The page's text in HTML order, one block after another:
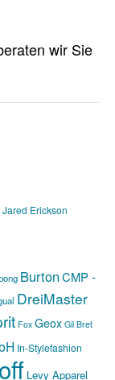
Jared Erickson
BurtonCMP -
DreiMaster
Fox Geox Gil Bret
In-Stylefashion
Levy Apparel